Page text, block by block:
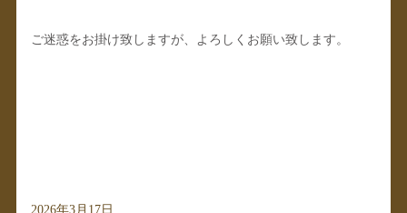
ご迷惑をお掛け致しますが、よろしくお願い致します。
2026年3月17日